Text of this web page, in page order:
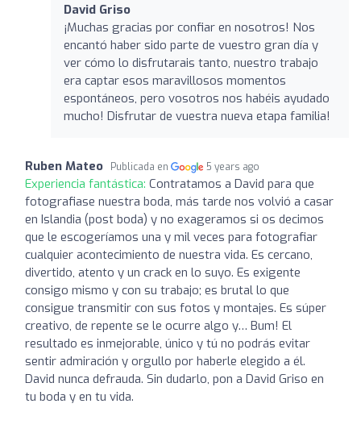
David Griso
¡Muchas gracias por confiar en nosotros! Nos
encantó haber sido parte de vuestro gran día y
ver cómo lo disfrutarais tanto, nuestro trabajo
era captar esos maravillosos momentos
espontáneos, pero vosotros nos habéis ayudado
mucho! Disfrutar de vuestra nueva etapa familia!
Ruben Mateo Publicada en 5 years ago
Experiencia fantástica: Contratamos a David para que
fotografiase nuestra boda, más tarde nos volvió a casar
en Islandia (post boda) y no exageramos si os decimos
que le escogeríamos una y mil veces para fotografiar
cualquier acontecimiento de nuestra vida. Es cercano,
divertido, atento y un crack en lo suyo. Es exigente
consigo mismo y con su trabajo; es brutal lo que
consigue transmitir con sus fotos y montajes. Es súper
creativo, de repente se le ocurre algo y… Bum! El
resultado es inmejorable, único y tú no podrás evitar
sentir admiración y orgullo por haberle elegido a él.
David nunca defrauda. Sin dudarlo, pon a David Griso en
tu boda y en tu vida.